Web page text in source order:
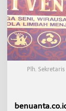
Plh.